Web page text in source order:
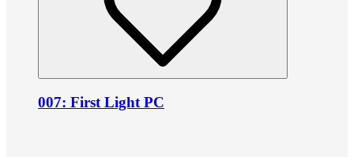
007: First Light PC